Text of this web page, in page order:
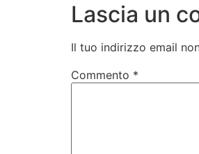
Lascia un
Il tuo indirizzo email
Commento *